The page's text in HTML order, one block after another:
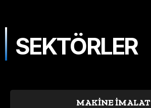
SEKTÖRLER
MAKİNE İMALAT